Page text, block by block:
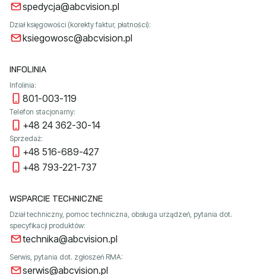
spedycja@abcvision.pl
Dział księgowości (korekty faktur, płatności):
ksiegowosc@abcvision.pl
INFOLINIA
Infolinia:
801-003-119
Telefon stacjonarny:
+48 24 362-30-14
Sprzedaż:
+48 516-689-427
+48 793-221-737
WSPARCIE TECHNICZNE
Dział techniczny, pomoc techniczna, obsługa urządzeń, pytania dot.
specyfikacji produktów:
technika@abcvision.pl
Serwis, pytania dot. zgłoszeń RMA:
serwis@abcvision.pl